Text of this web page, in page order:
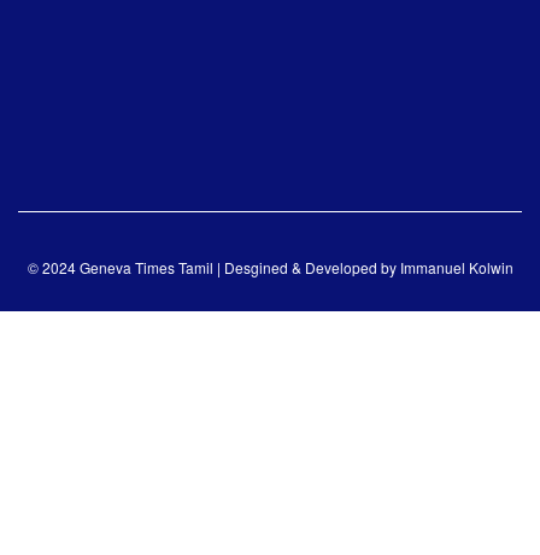
© 2024 Geneva Times Tamil | Desgined & Developed by Immanuel Kolwin